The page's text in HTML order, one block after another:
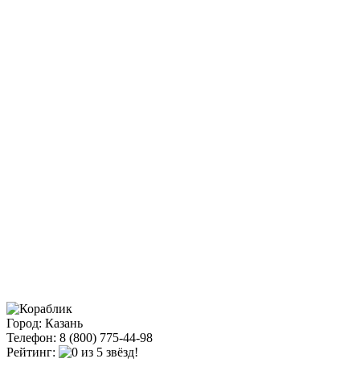
Город: Казань
Телефон: 8 (800) 775-44-98
Рейтинг: